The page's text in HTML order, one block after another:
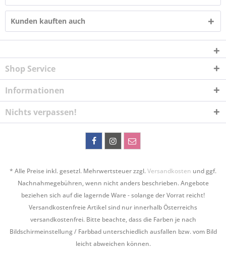
Kunden kauften auch
Shop Service
Informationen
Nichts verpassen!
* Alle Preise inkl. gesetzl. Mehrwertsteuer zzgl.Versandkosten und ggf.
Nachnahmegebühren, wenn nicht anders beschrieben. Angebote
beziehen sich auf die lagernde Ware - solange der Vorrat reicht!
Versandkostenfreie Artikel sind nur innerhalb Österreichs
versandkostenfrei. Bitte beachte, dass die Farben je nach
Bildschirmeinstellung / Farbbad unterschiedlich ausfallen bzw. vom Bild
leicht abweichen können.